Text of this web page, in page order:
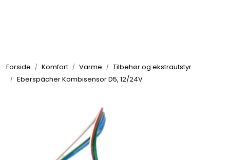
Forside Komfort Varme
Tilbehør og ekstrautstyr
Eberspächer Kombisensor D5, 12/24V
Elektrisk